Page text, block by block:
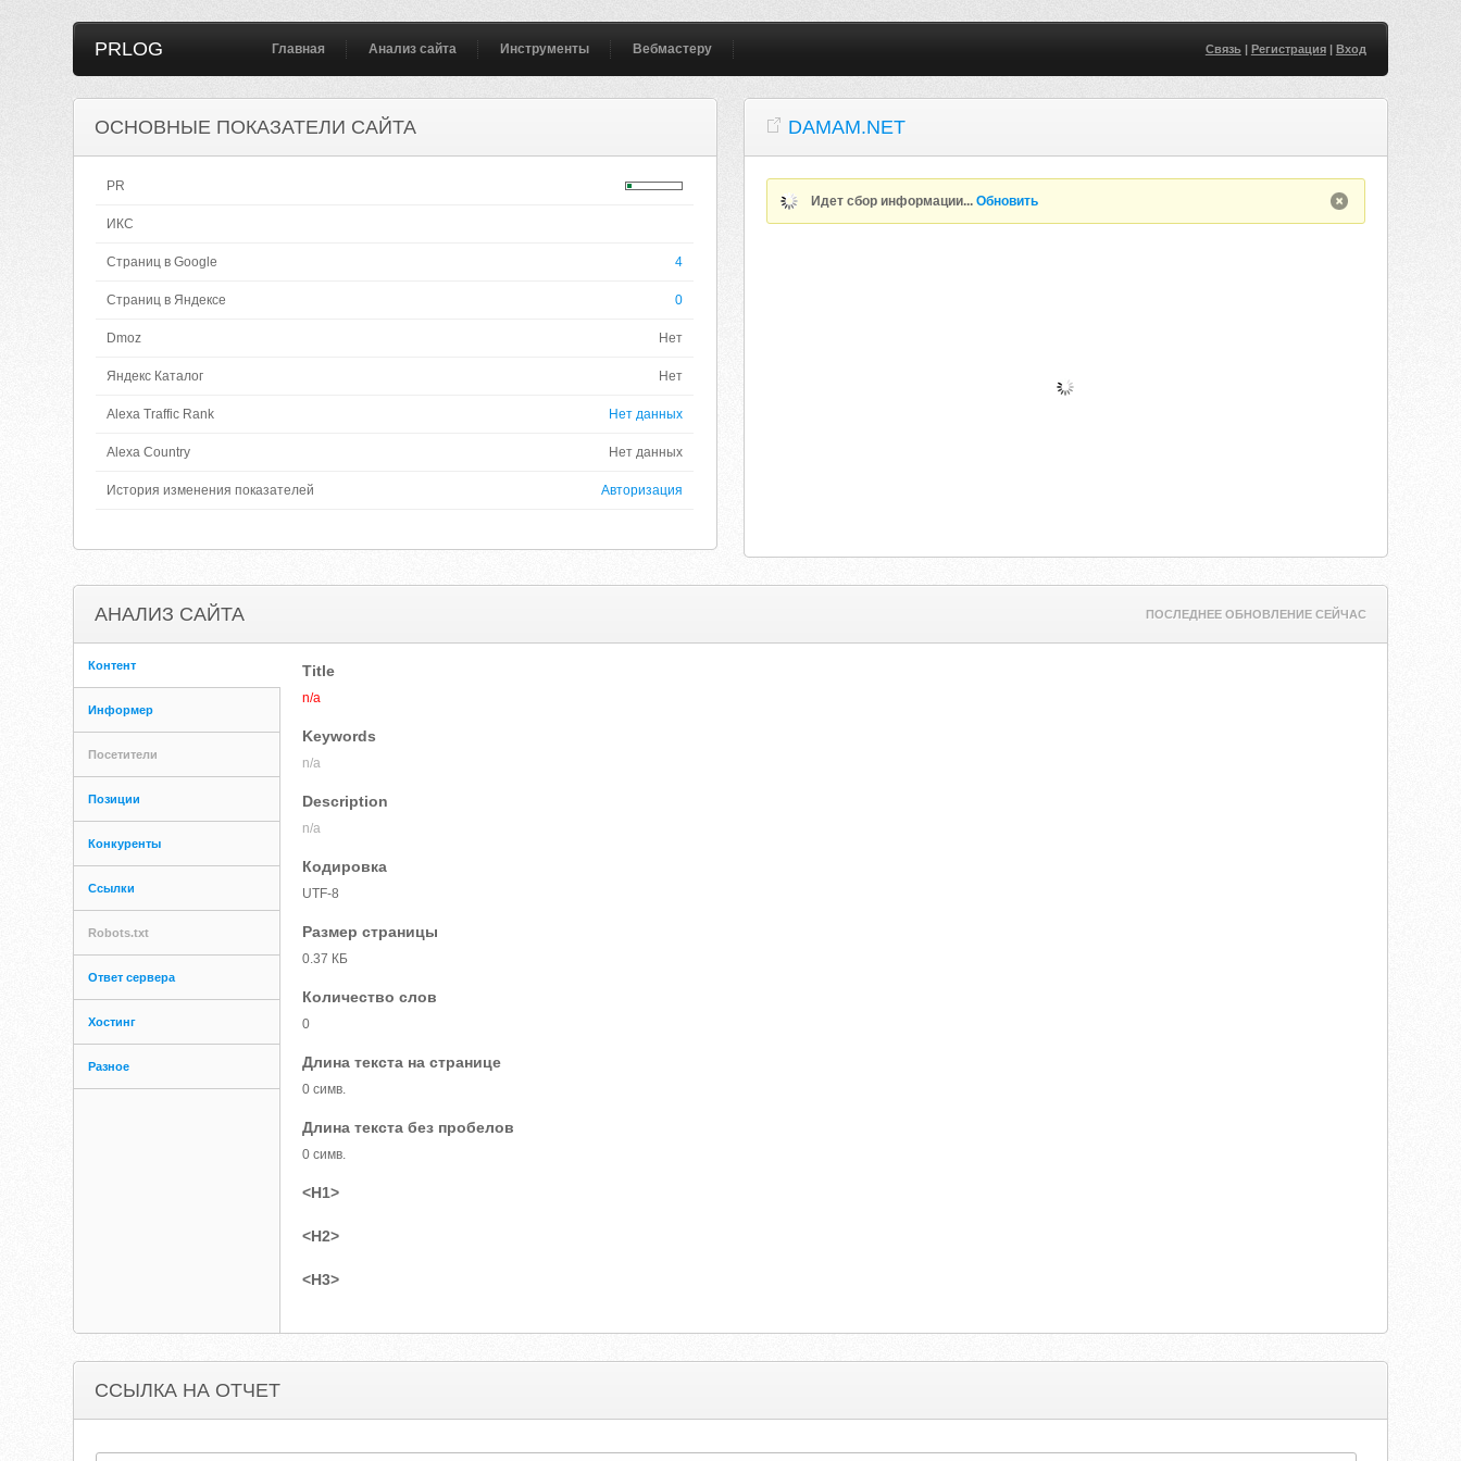
PRLOG Главная Анализ сайта Инструменты Вебмастеру Связь| Регистрация| Вход
ОСНОВНЫЕ ПОКАЗАТЕЛИ САЙТА
PR
ИКС
Страниц в Google 4
Страниц в Яндексе 0
Dmoz Нет
Яндекс Каталог Нет
Alexa Traffic Rank Нет данных
Alexa Country Нет данных
История изменения показателей Авторизация
DAMAM.NET
Идет сбор информации...Обновить
АНАЛИЗ САЙТА ПОСЛЕДНЕЕ ОБНОВЛЕНИЕ СЕЙЧАС
Контент
Информер
Посетители
Позиции
Конкуренты
Ссылки
Robots.txt
Ответ сервера
Хостинг
Разное
Title
n/a
Keywords
n/a
Description
n/a
Кодировка
UTF-8
Размер страницы
0.37 КБ
Количество слов
0
Длина текста на странице
0 симв.
Длина текста без пробелов
0 симв.
<H1>
<H2>
<H3>
ССЫЛКА НА ОТЧЕТ